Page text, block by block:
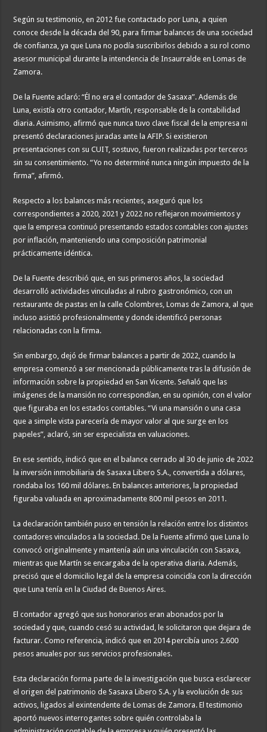
Según su testimonio, en 2012 fue contactado por Luna, a quien
conoce desde la década del 90, para firmar balances de una sociedad
de confianza, ya que Luna no podía suscribirlos debido a su rol como
asesor municipal durante la intendencia de Insaurralde en Lomas de
Zamora.
De la Fuente aclaró: “Él no era el contador de Sasaxa”. Además de
Luna, existía otro contador, Martín, responsable de la contabilidad
diaria. Asimismo, afirmó que nunca tuvo clave fiscal de la empresa ni
presentó declaraciones juradas ante la AFIP. Si existieron
presentaciones con su CUIT, sostuvo, fueron realizadas por terceros
sin su consentimiento. “Yo no determiné nunca ningún impuesto de la
firma”, afirmó.
Respecto a los balances más recientes, aseguró que los
correspondientes a 2020, 2021 y 2022 no reflejaron movimientos y
que la empresa continuó presentando estados contables con ajustes
por inflación, manteniendo una composición patrimonial
prácticamente idéntica.
De la Fuente describió que, en sus primeros años, la sociedad
desarrolló actividades vinculadas al rubro gastronómico, con un
restaurante de pastas en la calle Colombres, Lomas de Zamora, al que
incluso asistió profesionalmente y donde identificó personas
relacionadas con la firma.
Sin embargo, dejó de firmar balances a partir de 2022, cuando la
empresa comenzó a ser mencionada públicamente tras la difusión de
información sobre la propiedad en San Vicente. Señaló que las
imágenes de la mansión no correspondían, en su opinión, con el valor
que figuraba en los estados contables. “Vi una mansión o una casa
que a simple vista parecería de mayor valor al que surge en los
papeles”, aclaró, sin ser especialista en valuaciones.
En ese sentido, indicó que en el balance cerrado al 30 de junio de 2022
la inversión inmobiliaria de Sasaxa Libero S.A., convertida a dólares,
rondaba los 160 mil dólares. En balances anteriores, la propiedad
figuraba valuada en aproximadamente 800 mil pesos en 2011.
La declaración también puso en tensión la relación entre los distintos
contadores vinculados a la sociedad. De la Fuente afirmó que Luna lo
convocó originalmente y mantenía aún una vinculación con Sasaxa,
mientras que Martín se encargaba de la operativa diaria. Además,
precisó que el domicilio legal de la empresa coincidía con la dirección
que Luna tenía en la Ciudad de Buenos Aires.
El contador agregó que sus honorarios eran abonados por la
sociedad y que, cuando cesó su actividad, le solicitaron que dejara de
facturar. Como referencia, indicó que en 2014 percibía unos 2.600
pesos anuales por sus servicios profesionales.
Esta declaración forma parte de la investigación que busca esclarecer
el origen del patrimonio de Sasaxa Libero S.A. y la evolución de sus
activos, ligados al exintendente de Lomas de Zamora. El testimonio
aportó nuevos interrogantes sobre quién controlaba la